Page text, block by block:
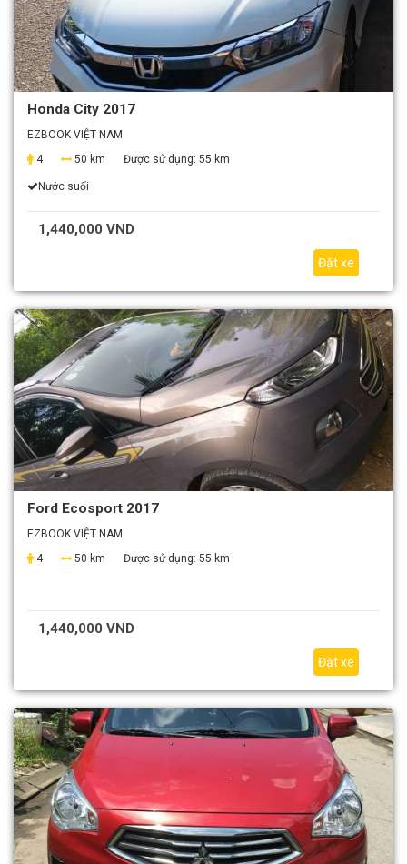
Honda City 2017
EZBOOK VIỆT NAM
4
50 km Được sử dụng: 55 km
Nước suối
1,440,000 VND
Đặt xe
Ford Ecosport 2017
EZBOOK VIỆT NAM
4
50 km Được sử dụng: 55 km
1,440,000 VND
Đặt xe